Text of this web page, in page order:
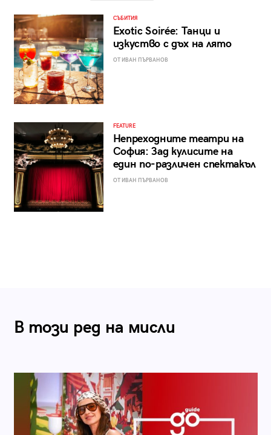
СЪБИТИЯ
Exotic Soirée: Танци и
изкуство с дъх на лято
ОТ ИВАН ПЪРВАНОВ
FEATURE
Непреходните театри на
София: Зад кулисите на
един по-различен спектакъл
ОТ ИВАН ПЪРВАНОВ
В този ред на мисли